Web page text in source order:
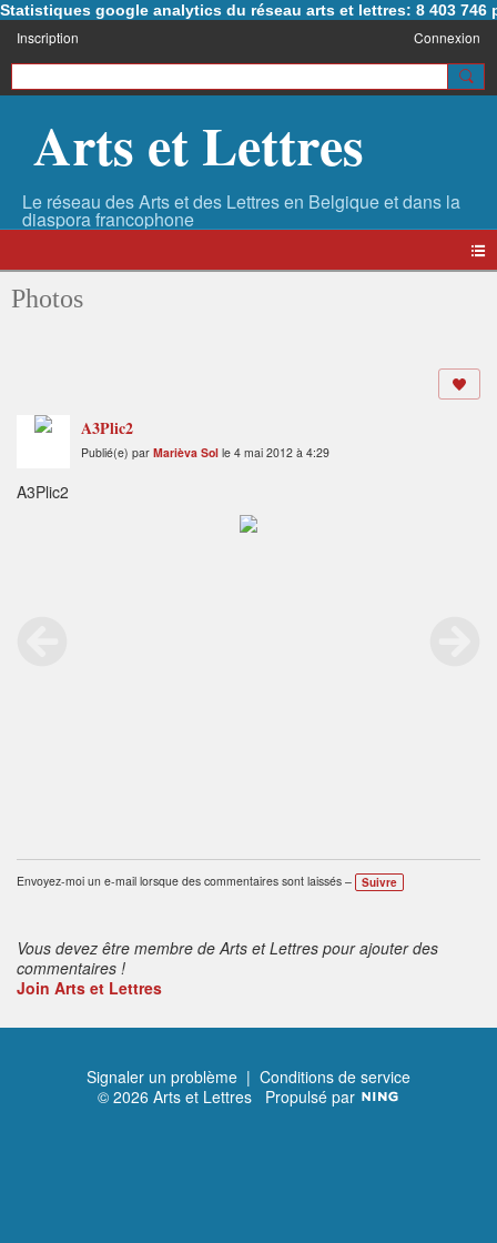
Statistiques google analytics du réseau arts et lettres: 8 403 746
Inscription Connexion
Arts et Lettres
Photos
A3Plic2
Publié(e) par Marièva Sol le 4 mai 2012 à 4:29
A3Plic2
Envoyez-moi un e-mail lorsque des commentaires sont laissés – Suivre
Vous devez être membre de Arts et Lettres pour ajouter des
commentaires !
Join Arts et Lettres
Signaler un problème | Conditions de service
© 2026 Arts et Lettres Propulsé par